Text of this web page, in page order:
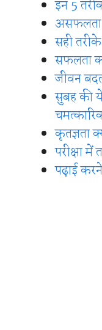
इन 5
सही
सफलता
जीवन
सुबह की
कृतज्ञता
परीक्षा
पढ़ाई